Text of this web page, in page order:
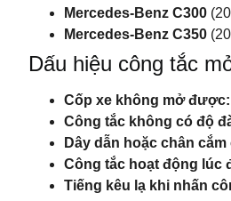
Mercedes-Benz C300
Mercedes-Benz C350
Dấu hiệu công tắc
Cốp xe không mở được:
Công tắc không có độ
Dây dẫn hoặc chân
Công tắc hoạt động lúc
Tiếng kêu lạ khi nhấn